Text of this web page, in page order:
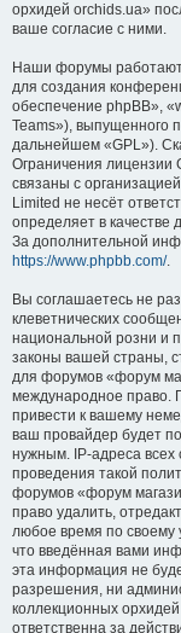
орхидей orchids.ua»
ваше согласие с ними.
Наши форумы работают
для создания
обеспечение phpBB»,
Teams»), выпущенного
дальнейшем «GPL»).
Ограничения лицензии
связаны с
Limited не несёт
определяет в качестве
За дополнительной
https://www.phpbb.com/.
Вы соглашаетесь не
клеветнических
национальной розни и
законы вашей страны,
для форумов «форум
международное право.
привести к вашему
ваш провайдер будет
нужным. IP-адреса
проведения такой
форумов «форум
право удалить,
любое время по своему
что введённая вами
эта информация не
разрешения, ни
коллекционных
ответственна за